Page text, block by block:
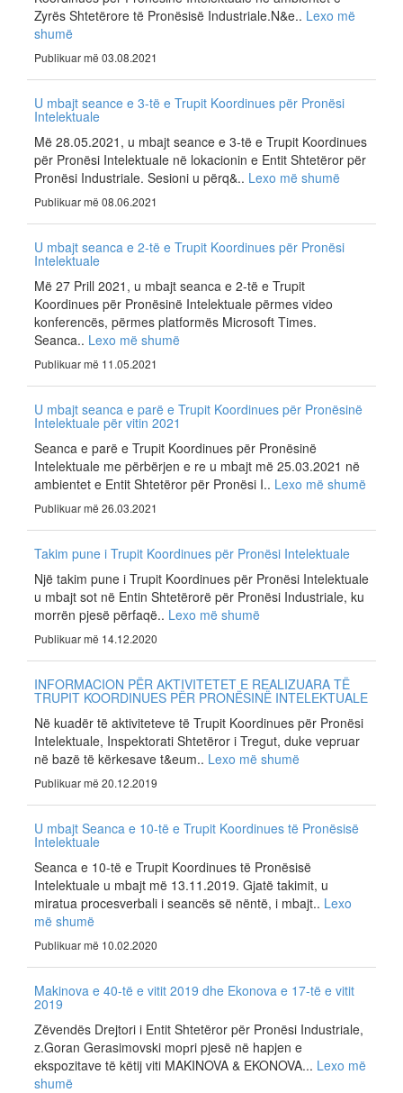
Zyrës Shtetërore të Pronësisë Industriale.N&e.. Lexo më
shumë
Publikuar më 03.08.2021
U mbajt seance e 3-të e Trupit Koordinues për Pronësi
Intelektuale
Më 28.05.2021, u mbajt seance e 3-të e Trupit Koordinues
për Pronësi Intelektuale në lokacionin e Entit Shtetëror për
Pronësi Industriale. Sesioni u përq&.. Lexo më shumë
Publikuar më 08.06.2021
U mbajt seanca e 2-të e Trupit Koordinues për Pronësi
Intelektuale
Më 27 Prill 2021, u mbajt seanca e 2-të e Trupit
Koordinues për Pronësinë Intelektuale përmes video
konferencës, përmes platformës Microsoft Times.
Seanca.. Lexo më shumë
Publikuar më 11.05.2021
U mbajt seanca e parë e Trupit Koordinues për Pronësinë
Intelektuale për vitin 2021
Seanca e parë e Trupit Koordinues për Pronësinë
Intelektuale me përbërjen e re u mbajt më 25.03.2021 në
ambientet e Entit Shtetëror për Pronësi I.. Lexo më shumë
Publikuar më 26.03.2021
Takim pune i Trupit Koordinues për Pronësi Intelektuale
Një takim pune i Trupit Koordinues për Pronësi Intelektuale
u mbajt sot në Entin Shtetërorë për Pronësi Industriale, ku
morrën pjesë përfaqë.. Lexo më shumë
Publikuar më 14.12.2020
INFORMACION PËR AKTIVITETET E REALIZUARA TË
TRUPIT KOORDINUES PËR PRONËSINË INTELEKTUALE
Në kuadër të aktiviteteve të Trupit Koordinues për Pronësi
Intelektuale, Inspektorati Shtetëror i Tregut, duke vepruar
në bazë të kërkesave t&eum.. Lexo më shumë
Publikuar më 20.12.2019
U mbajt Seanca e 10-të e Trupit Koordinues të Pronësisë
Intelektuale
Seanca e 10-të e Trupit Koordinues të Pronësisë
Intelektuale u mbajt më 13.11.2019. Gjatë takimit, u
miratua procesverbali i seancës së nëntë, i mbajt.. Lexo
më shumë
Publikuar më 10.02.2020
Makinova e 40-të e vitit 2019 dhe Ekonova e 17-të e vitit
2019
Zëvendës Drejtori i Entit Shtetëror për Pronësi Industriale,
z.Goran Gerasimovski moрri pjesë në hapjen e
ekspozitave të këtij viti MAKINOVA & EKONOVA... Lexo më
shumë